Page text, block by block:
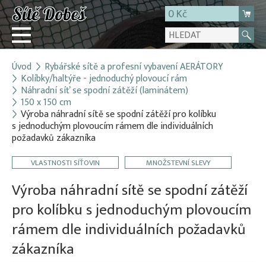
0 Kč
Přihlásit
Registrace
E-shop
O firmě
Kontakt
Úvod Rybářské sítě a profesní vybavení AERÁTORY
Kolíbky/haltýře - jednoduchý plovoucí rám
Náhradní síť se spodní zátěží (laminátem)
150 x 150 cm
Výroba náhradní sítě se spodní zátěží pro kolíbku
s jednoduchým plovoucím rámem dle individuálních
požadavků zákazníka
VLASTNOSTI SÍŤOVIN MNOŽSTEVNÍ SLEVY
Výroba náhradní sítě se spodní zátěží
pro kolíbku s jednoduchým plovoucím
rámem dle individuálních požadavků
zákazníka